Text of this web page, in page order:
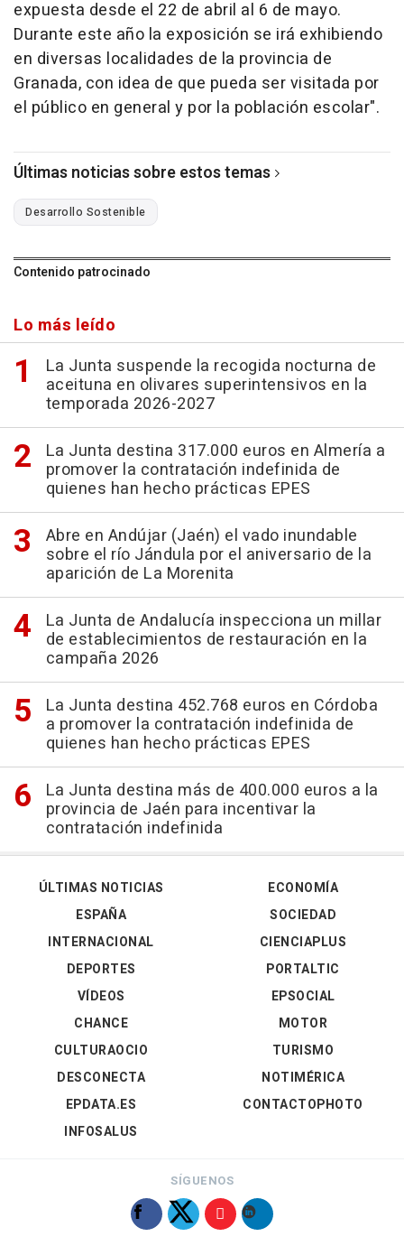
expuesta desde el 22 de abril al 6 de mayo.
Durante este año la exposición se irá exhibiendo
en diversas localidades de la provincia de
Granada, con idea de que pueda ser visitada por
el público en general y por la población escolar".
Últimas noticias sobre estos temas
Desarrollo Sostenible
Contenido patrocinado
Lo más leído
La Junta suspende la recogida nocturna de
aceituna en olivares superintensivos en la
temporada 2026-2027
La Junta destina 317.000 euros en Almería a
promover la contratación indefinida de
quienes han hecho prácticas EPES
Abre en Andújar (Jaén) el vado inundable
sobre el río Jándula por el aniversario de la
aparición de La Morenita
La Junta de Andalucía inspecciona un millar
de establecimientos de restauración en la
campaña 2026
La Junta destina 452.768 euros en Córdoba
a promover la contratación indefinida de
quienes han hecho prácticas EPES
La Junta destina más de 400.000 euros a la
provincia de Jaén para incentivar la
contratación indefinida
ÚLTIMAS NOTICIAS
ESPAÑA
INTERNACIONAL
DEPORTES
VÍDEOS
ECONOMÍA
SOCIEDAD
CIENCIAPLUS
PORTALTIC
EPSOCIAL
CHANCE
CULTURAOCIO
DESCONECTA
EPDATA.ES
INFOSALUS
MOTOR
TURISMO
NOTIMÉRICA
CONTACTOPHOTO
SÍGUENOS